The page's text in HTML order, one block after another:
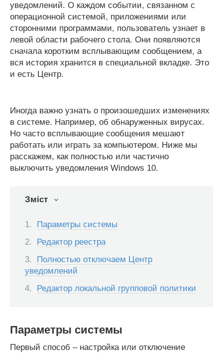
уведомлений. О каждом событии, связанном с
операционной системой, приложениями или
сторонними программами, пользователь узнает в
левой области рабочего стола. Они появляются
сначала коротким всплывающим сообщением, а
вся история хранится в специальной вкладке. Это
и есть Центр.
Иногда важно узнать о произошедших изменениях
в системе. Например, об обнаруженных вирусах.
Но часто всплывающие сообщения мешают
работать или играть за компьютером. Ниже мы
расскажем, как полностью или частично
выключить уведомления Windows 10.
Зміст
Параметры системы
Редактор реестра
Полностью отключаем Центр
уведомлений
Редактор локальной групповой политики
Параметры системы
Первый способ – настройка или отключение